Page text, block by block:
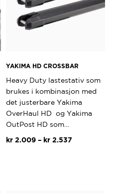
YAKIMA HD CROSSBAR
Heavy Duty lastestativ som
brukes i kombinasjon med
det justerbare Yakima
OverHaul HD og Yakima
OutPost HD som…
kr 2.009 – kr 2.537